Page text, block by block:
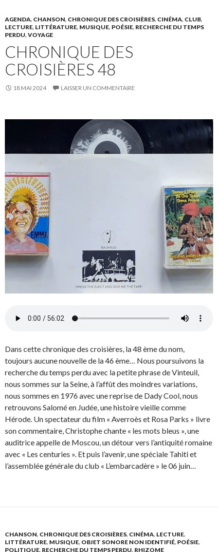
AGENDA, CHANSON, CHRONIQUE DES CROISIÈRES, CINÉMA, CLUB,
LECTURE, LITTÉRATURE, MUSIQUE, POÉSIE, RECHERCHE DU TEMPS
PERDU, VOYAGE
CHRONIQUE DES
CROISIÈRES 48
18 MAI 2024 LAISSER UN COMMENTAIRE
Dans cette chronique des croisières, la 48 ème du nom,
toujours aucune nouvelle de la 46 ème… Nous poursuivons la
recherche du temps perdu avec la petite phrase de Vinteuil,
nous sommes sur la Seine, à l’affût des moindres variations,
nous sommes en 1976 avec une reprise de Dady Cool, nous
retrouvons Salomé en Judée, une histoire vieille comme
Hérode. Un spectateur du film « Averroès et Rosa Parks » livre
son commentaire, Christophe chante « les mots bleus », une
auditrice appelle de Moscou, un détour vers l’antiquité romaine
avec « Les centuries ». Et puis l’avenir, une spéciale Tahiti et
l’assemblée générale du club « L’embarcadère » le 06 juin…
CHANSON, CHRONIQUE DES CROISIÈRES, CINÉMA, LECTURE,
LITTÉRATURE, MUSIQUE, OBJET SONORE NON IDENTIFIÉ, POÉSIE,
POLITIQUE, RECHERCHE DU TEMPS PERDU, RHIZOME